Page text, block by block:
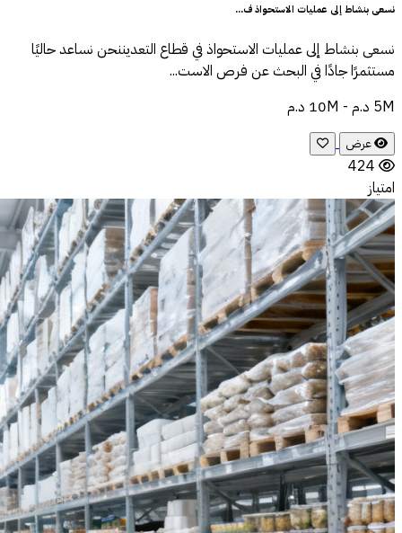
نسعى بنشاط إلى عمليات الاستحواذ ف...
نسعى بنشاط إلى عمليات الاستحواذ في قطاع التعديننحن نساعد حاليًا
مستثمرًا جادًا في البحث عن فرص الاست...
5M د.م - 10M د.م
عرض
424
امتياز